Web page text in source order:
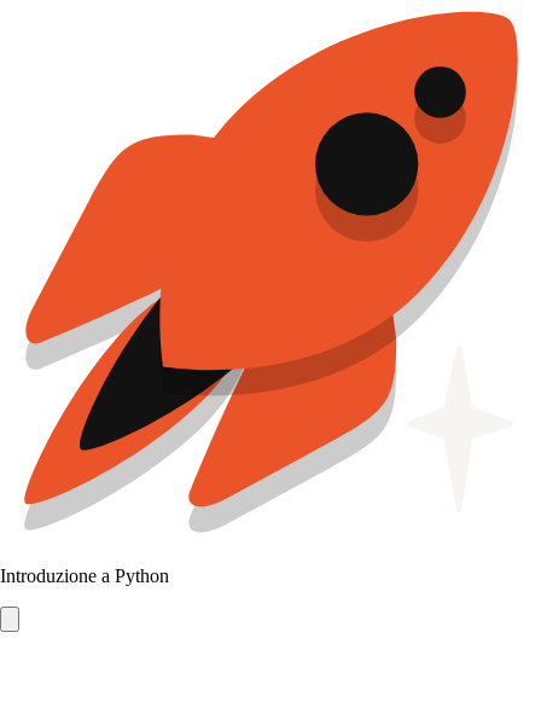
Introduzione a Python